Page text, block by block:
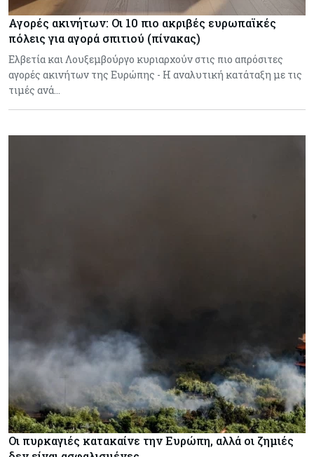
Αγορές ακινήτων: Οι 10 πιο ακριβές ευρωπαϊκές
πόλεις για αγορά σπιτιού (πίνακας)
Ελβετία και Λουξεμβούργο κυριαρχούν στις πιο απρόσιτες
αγορές ακινήτων της Ευρώπης - Η αναλυτική κατάταξη με τις
τιμές ανά…
Οι πυρκαγιές κατακαίνε την Ευρώπη, αλλά οι ζημιές